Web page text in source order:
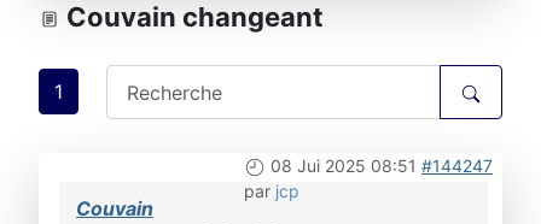
Couvain changeant
1
08 Jui 2025 08:51 #144247
par jcp
Couvain